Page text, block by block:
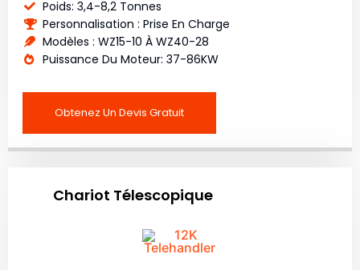
Poids: 3,4-8,2 Tonnes
Personnalisation : Prise En Charge
Modèles : WZ15-10 À WZ40-28
Puissance Du Moteur: 37-86KW
Obtenez Un Devis Gratuit
Chariot Télescopique